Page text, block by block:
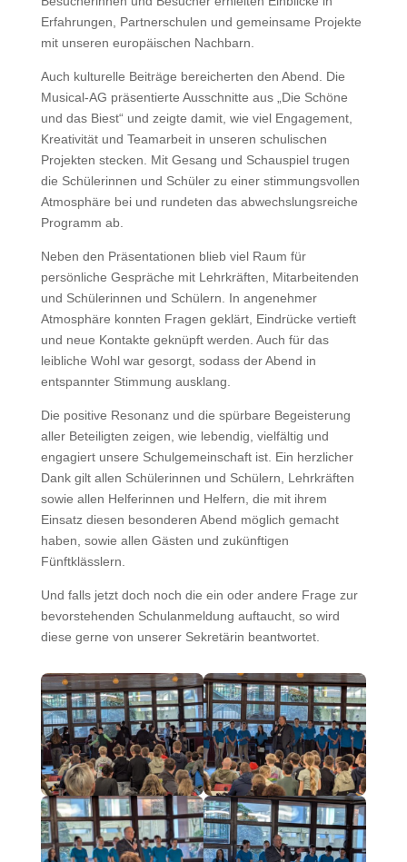
Erfahrungen, Partnerschulen und gemeinsame Projekte
mit unseren europäischen Nachbarn.
Auch kulturelle Beiträge bereicherten den Abend. Die
Musical-AG präsentierte Ausschnitte aus „Die Schöne
und das Biest“ und zeigte damit, wie viel Engagement,
Kreativität und Teamarbeit in unseren schulischen
Projekten stecken. Mit Gesang und Schauspiel trugen
die Schülerinnen und Schüler zu einer stimmungsvollen
Atmosphäre bei und rundeten das abwechslungsreiche
Programm ab.
Neben den Präsentationen blieb viel Raum für
persönliche Gespräche mit Lehrkräften, Mitarbeitenden
und Schülerinnen und Schülern. In angenehmer
Atmosphäre konnten Fragen geklärt, Eindrücke vertieft
und neue Kontakte geknüpft werden. Auch für das
leibliche Wohl war gesorgt, sodass der Abend in
entspannter Stimmung ausklang.
Die positive Resonanz und die spürbare Begeisterung
aller Beteiligten zeigen, wie lebendig, vielfältig und
engagiert unsere Schulgemeinschaft ist. Ein herzlicher
Dank gilt allen Schülerinnen und Schülern, Lehrkräften
sowie allen Helferinnen und Helfern, die mit ihrem
Einsatz diesen besonderen Abend möglich gemacht
haben, sowie allen Gästen und zukünftigen
Fünftklässlern.
Und falls jetzt doch noch die ein oder andere Frage zur
bevorstehenden Schulanmeldung auftaucht, so wird
diese gerne von unserer Sekretärin beantwortet.